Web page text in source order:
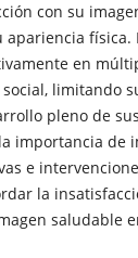
con su
apariencia física.
en
limitando
pleno de
importancia de
e
la
saludable